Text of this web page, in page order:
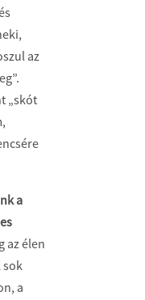
az
„skót
a
az élen
sok
a